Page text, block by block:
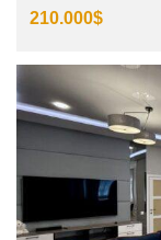
210.000$